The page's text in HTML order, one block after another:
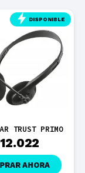
AURICULAR
FAYZO
$